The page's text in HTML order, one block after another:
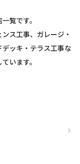
覧です。
ス工事、ガレージ・
ッキ・テラス工事な
います。